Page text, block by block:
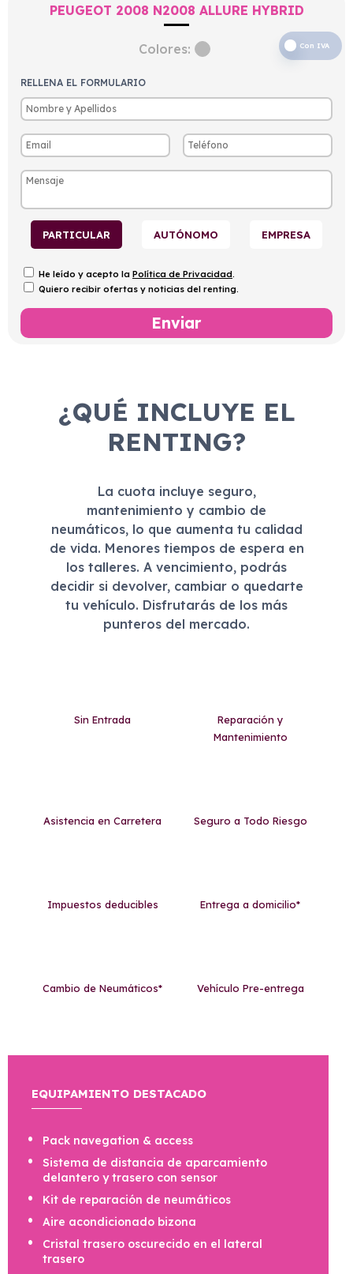
PEUGEOT 2008 N2008 ALLURE HYBRID
Con IVA
Colores:
RELLENA EL FORMULARIO
PARTICULAR AUTÓNOMO EMPRESA
He leído y acepto la Política de Privacidad.
Quiero recibir ofertas y noticias del renting.
¿QUÉ INCLUYE EL
RENTING?
La cuota incluye seguro,
mantenimiento y cambio de
neumáticos, lo que aumenta tu calidad
de vida. Menores tiempos de espera en
los talleres. A vencimiento, podrás
decidir si devolver, cambiar o quedarte
tu vehículo. Disfrutarás de los más
punteros del mercado.
Sin Entrada
Reparación y
Mantenimiento
Asistencia en Carretera Seguro a Todo Riesgo
Impuestos deducibles Entrega a domicilio*
Cambio de Neumáticos* Vehículo Pre-entrega
EQUIPAMIENTO DESTACADO
Pack navegation & access
Sistema de distancia de aparcamiento
delantero y trasero con sensor
Kit de reparación de neumáticos
Aire acondicionado bizona
Cristal trasero oscurecido en el lateral
trasero